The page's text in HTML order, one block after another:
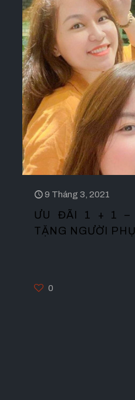
9 Tháng 3, 2021
ƯU ĐÃI 1 + 1 –
TẶNG NGƯỜI
0